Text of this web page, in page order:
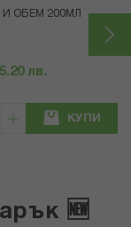
ОБЕМ 200МЛ
лв.
КУПИ
🆕